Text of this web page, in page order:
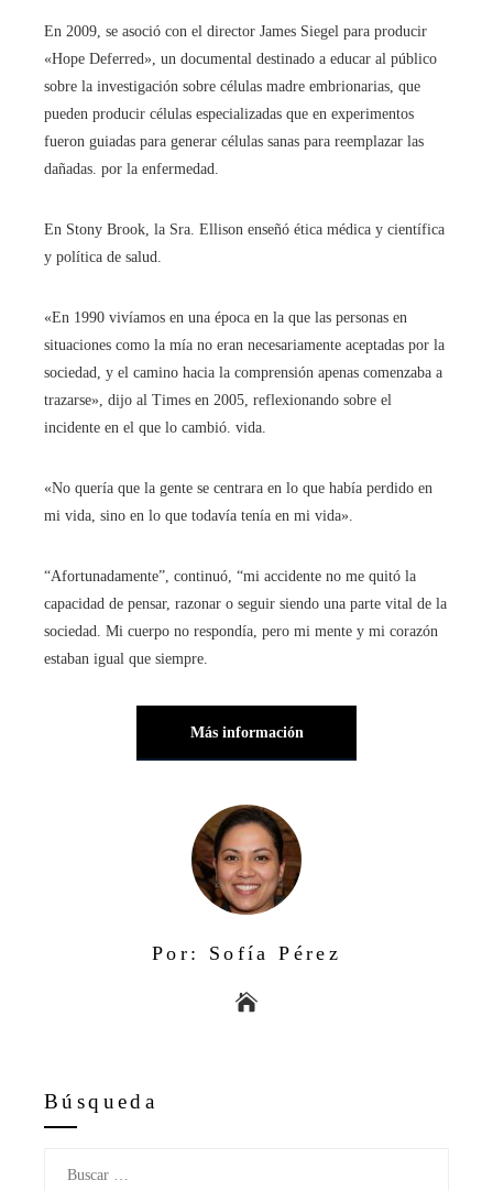
En 2009, se asoció con el director James Siegel para producir
«Hope Deferred», un documental destinado a educar al público
sobre la investigación sobre células madre embrionarias, que
pueden producir células especializadas que en experimentos
fueron guiadas para generar células sanas para reemplazar las
dañadas. por la enfermedad.
En Stony Brook, la Sra. Ellison enseñó ética médica y científica
y política de salud.
«En 1990 vivíamos en una época en la que las personas en
situaciones como la mía no eran necesariamente aceptadas por la
sociedad, y el camino hacia la comprensión apenas comenzaba a
trazarse», dijo al Times en 2005, reflexionando sobre el
incidente en el que lo cambió. vida.
«No quería que la gente se centrara en lo que había perdido en
mi vida, sino en lo que todavía tenía en mi vida».
“Afortunadamente”, continuó, “mi accidente no me quitó la
capacidad de pensar, razonar o seguir siendo una parte vital de la
sociedad. Mi cuerpo no respondía, pero mi mente y mi corazón
estaban igual que siempre.
Más información
Por: Sofía Pérez
Búsqueda